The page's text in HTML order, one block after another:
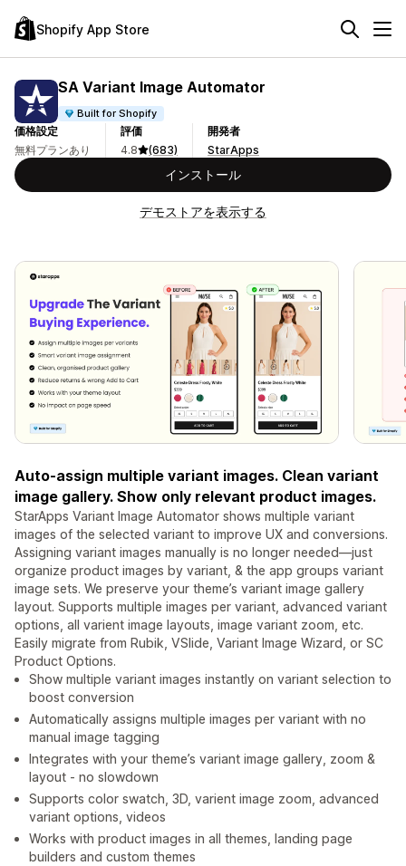
Shopify App Store
SA Variant Image Automator
Built for Shopify
価格設定
無料プランあり
評価
4.8
(683)
開発者
StarApps
インストール
デモストアを表示する
Auto-assign multiple variant images. Clean variant
image gallery. Show only relevant product images.
StarApps Variant Image Automator shows multiple variant
images of the selected variant to improve UX and conversions.
Assigning variant images manually is no longer needed—just
organize product images by variant, & the app groups variant
image sets. We preserve your theme’s variant image gallery
layout. Supports multiple images per variant, advanced variant
options, all varient image layouts, image variant zoom, etc.
Easily migrate from Rubik, VSlide, Variant Image Wizard, or SC
Product Options.
Show multiple variant images instantly on variant selection to
boost conversion
Automatically assigns multiple images per variant with no
manual image tagging
Integrates with your theme’s variant image gallery, zoom &
layout - no slowdown
Supports color swatch, 3D, varient image zoom, advanced
variant options, videos
Works with product images in all themes, landing page
builders and custom themes